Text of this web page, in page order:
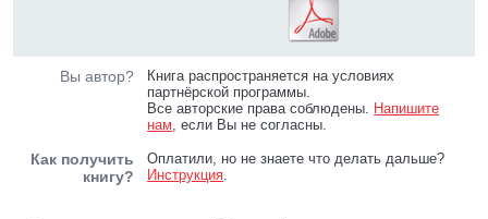
Вы автор?
Книга распространяется на условиях
партнёрской программы.
Все авторские права соблюдены. Напишите
нам, если Вы не согласны.
Как получить
книгу?
Оплатили, но не знаете что делать дальше?
Инструкция.